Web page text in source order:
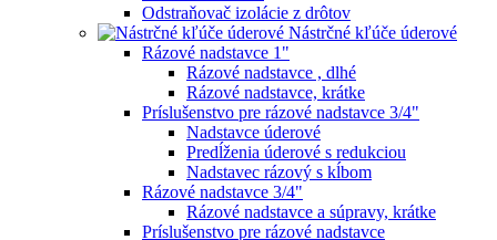
Odstraňovač izolácie z drôtov
Nástrčné kľúče úderové
Rázové nadstavce 1"
Rázové nadstavce , dlhé
Rázové nadstavce, krátke
Príslušenstvo pre rázové nadstavce 3/4"
Nadstavce úderové
Predĺženia úderové s redukciou
Nadstavec rázový s kĺbom
Rázové nadstavce 3/4"
Rázové nadstavce a súpravy, krátke
Príslušenstvo pre rázové nadstavce